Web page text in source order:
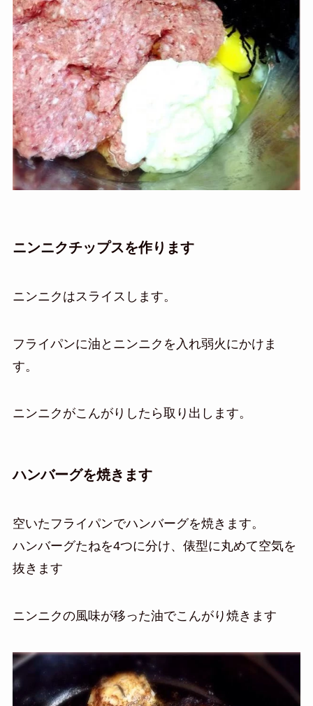
ニンニクチップスを作ります
ニンニクはスライスします。
フライパンに油とニンニクを入れ弱火にかけま
す。
ニンニクがこんがりしたら取り出します。
ハンバーグを焼きます
空いたフライパンでハンバーグを焼きます。
ハンバーグたねを4つに分け、俵型に丸めて空気を
抜きます
ニンニクの風味が移った油でこんがり焼きます